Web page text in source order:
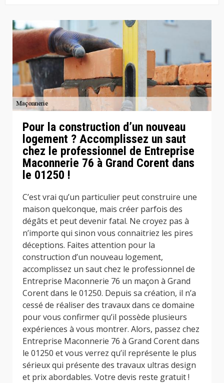
Pour la construction d’un nouveau
logement ? Accomplissez un saut
chez le professionnel de Entreprise
Maconnerie 76 à Grand Corent dans
le 01250 !
C’est vrai qu’un particulier peut construire une
maison quelconque, mais créer parfois des
dégâts et peut devenir fatal. Ne croyez pas à
n’importe qui sinon vous connaitriez les pires
déceptions. Faites attention pour la
construction d’un nouveau logement,
accomplissez un saut chez le professionnel de
Entreprise Maconnerie 76 un maçon à Grand
Corent dans le 01250. Depuis sa création, il n’a
cessé de réaliser des travaux dans ce domaine
pour vous confirmer qu’il possède plusieurs
expériences à vous montrer. Alors, passez chez
Entreprise Maconnerie 76 à Grand Corent dans
le 01250 et vous verrez qu’il représente le plus
sérieux qui présente des travaux ultras design
et prix abordables. Votre devis reste gratuit !